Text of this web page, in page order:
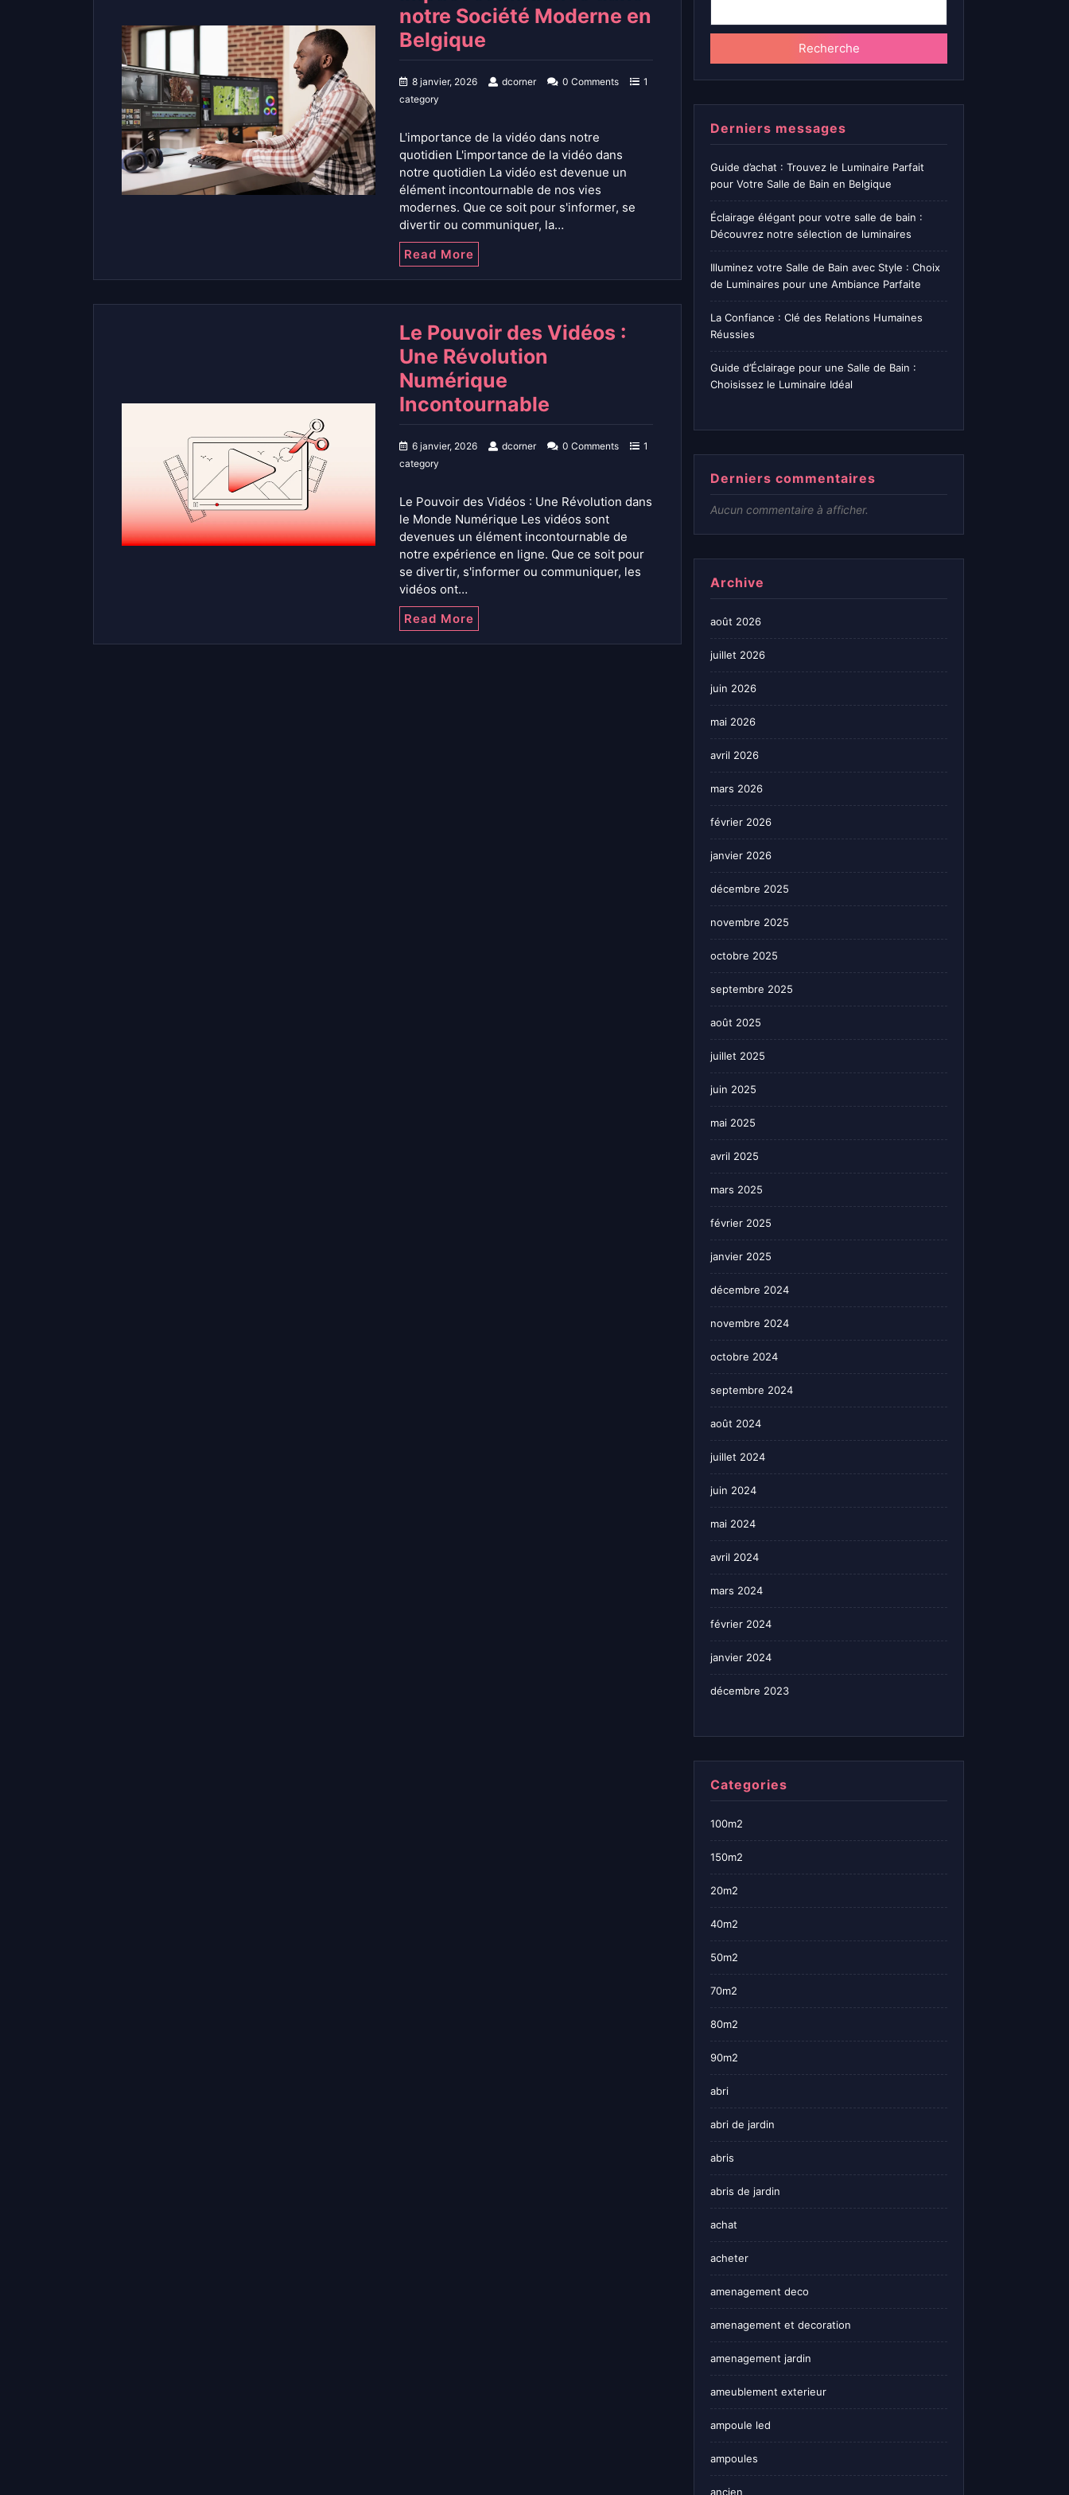
notre Société Moderne en
Belgique
8 janvier, 2026 dcorner 0 Comments
1
category
L'importance de la vidéo dans notre
quotidien L'importance de la vidéo dans
notre quotidien La vidéo est devenue un
élément incontournable de nos vies
modernes. Que ce soit pour s'informer, se
divertir ou communiquer, la…
Read More
Le Pouvoir des Vidéos :
Une Révolution
Numérique
Incontournable
6 janvier, 2026 dcorner 0 Comments
1
category
Le Pouvoir des Vidéos : Une Révolution dans
le Monde Numérique Les vidéos sont
devenues un élément incontournable de
notre expérience en ligne. Que ce soit pour
se divertir, s'informer ou communiquer, les
vidéos ont…
Read More
Recherche
Derniers messages
Guide d’achat : Trouvez le Luminaire Parfait
pour Votre Salle de Bain en Belgique
Éclairage élégant pour votre salle de bain :
Découvrez notre sélection de luminaires
Illuminez votre Salle de Bain avec Style : Choix
de Luminaires pour une Ambiance Parfaite
La Confiance : Clé des Relations Humaines
Réussies
Guide d’Éclairage pour une Salle de Bain :
Choisissez le Luminaire Idéal
Derniers commentaires
Aucun commentaire à afficher.
Archive
août 2026
juillet 2026
juin 2026
mai 2026
avril 2026
mars 2026
février 2026
janvier 2026
décembre 2025
novembre 2025
octobre 2025
septembre 2025
août 2025
juillet 2025
juin 2025
mai 2025
avril 2025
mars 2025
février 2025
janvier 2025
décembre 2024
novembre 2024
octobre 2024
septembre 2024
août 2024
juillet 2024
juin 2024
mai 2024
avril 2024
mars 2024
février 2024
janvier 2024
décembre 2023
Categories
100m2
150m2
20m2
40m2
50m2
70m2
80m2
90m2
abri
abri de jardin
abris
abris de jardin
achat
acheter
amenagement deco
amenagement et decoration
amenagement jardin
ameublement exterieur
ampoule led
ampoules
ancien